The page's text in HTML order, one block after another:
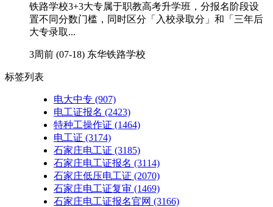
铁路学校3+3大专属于职教高考升学班，分报名阶段设
置不同分数门槛，同时区分「入校录取分」和「三年后
大专录取...
3周前 (07-18) 东华铁路学校
标签列表
电大中专 (907)
电工证报名 (2423)
特种工操作证 (1464)
电工证 (3174)
石家庄电工证 (3185)
石家庄电工证报名 (3114)
石家庄低压电工证 (2070)
石家庄电工证复审 (1469)
石家庄电工证报名官网 (3166)